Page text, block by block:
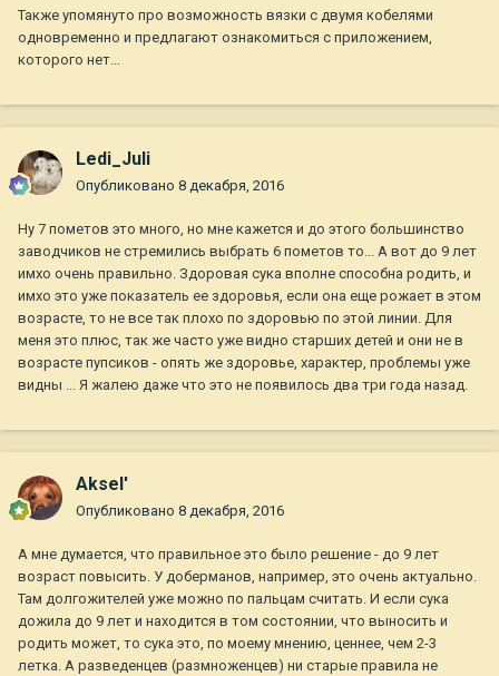
Также упомянуто про возможность вязки с двумя кобелями
одновременно и предлагают ознакомиться с приложением,
которого нет...
Ledi_Juli
Опубликовано 8 декабря, 2016
Ну 7 пометов это много, но мне кажется и до этого большинство
заводчиков не стремились выбрать 6 пометов то... А вот до 9 лет
имхо очень правильно. Здоровая сука вполне способна родить, и
имхо это уже показатель ее здоровья, если она еще рожает в этом
возрасте, то не все так плохо по здоровью по этой линии. Для
меня это плюс, так же часто уже видно старших детей и они не в
возрасте пупсиков - опять же здоровье, характер, проблемы уже
видны ... Я жалею даже что это не появилось два три года назад.
Aksel'
Опубликовано 8 декабря, 2016
А мне думается, что правильное это было решение - до 9 лет
возраст повысить. У доберманов, например, это очень актуально.
Там долгожителей уже можно по пальцам считать. И если сука
дожила до 9 лет и находится в том состоянии, что выносить и
родить может, то сука это, по моему мнению, ценнее, чем 2-3
летка. А разведенцев (размноженцев) ни старые правила не